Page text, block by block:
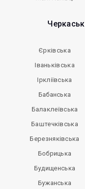
Єрківська
Іваньківська
Іркліївська
Бабанська
Балаклеївська
Баштечківська
Березняківська
Бобрицька
Будищенська
Бужанська